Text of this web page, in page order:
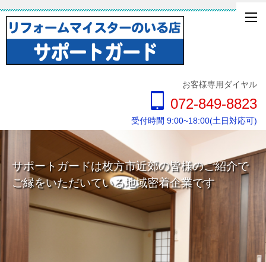
お客様専用ダイヤル
072-849-8823
受付時間 9:00~18:00(土日対応可)
サポートガードは枚方市近郊の皆様のご紹介で
ご縁をいただいている地域密着企業です